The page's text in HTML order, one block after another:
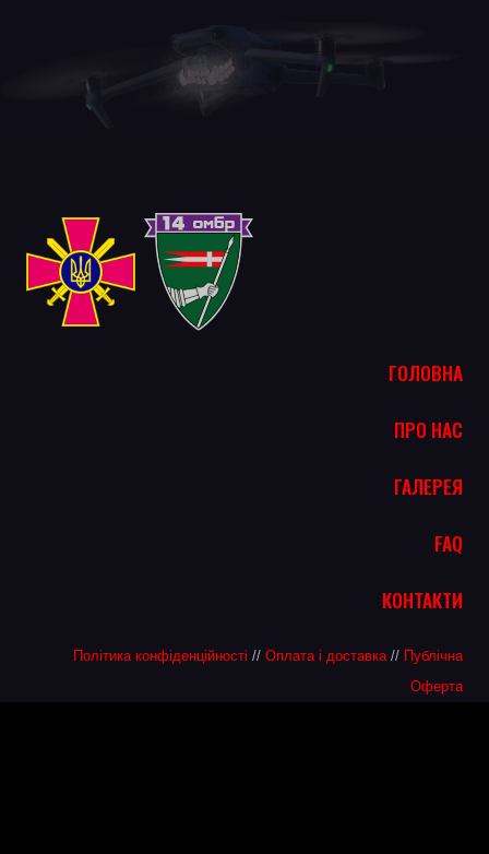
ГОЛОВНА
ПРО НАС
ГАЛЕРЕЯ
FAQ
КОНТАКТИ
Політика конфіденційності // Оплата і доставка // Публічна
Оферта